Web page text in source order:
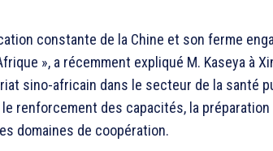
constante de la Chine et son ferme
», a récemment expliqué M. Kaseya à
sino-africain dans le secteur de la santé
renforcement des capacités, la préparation
domaines de coopération.